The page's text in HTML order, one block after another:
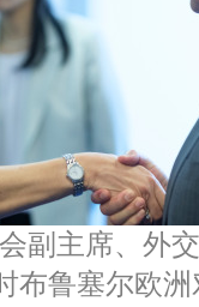
副主席、外
布鲁塞尔欧